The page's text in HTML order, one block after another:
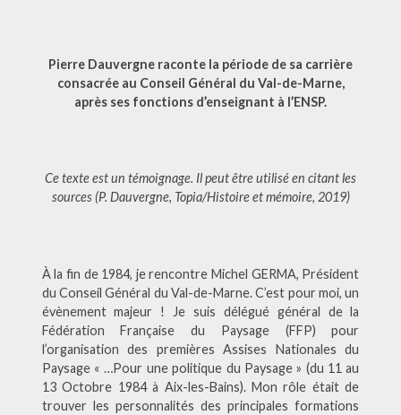
Pierre Dauvergne raconte la période de sa carrière
consacrée au Conseil Général du Val-de-Marne,
après ses fonctions d’enseignant à l’ENSP.
Ce texte est un témoignage. Il peut être utilisé en citant les
sources (P. Dauvergne, Topia/Histoire et mémoire, 2019)
À la fin de 1984, je rencontre Michel GERMA, Président
du Conseil Général du Val-de-Marne. C’est pour moi, un
évènement majeur ! Je suis délégué général de la
Fédération Française du Paysage (FFP) pour
l’organisation des premières Assises Nationales du
Paysage « …Pour une politique du Paysage » (du 11 au
13 Octobre 1984 à Aix-les-Bains). Mon rôle était de
trouver les personnalités des principales formations